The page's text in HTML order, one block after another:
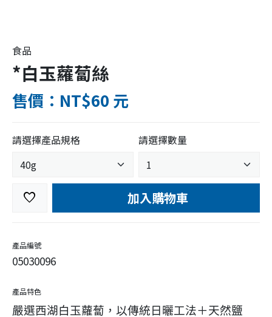
食品
*白玉蘿蔔絲
售價：NT$60 元
請選擇產品規格 請選擇數量
favorite 加入購物車
產品編號
05030096
產品特色
嚴選西湖白玉蘿蔔，以傳統日曬工法＋天然鹽